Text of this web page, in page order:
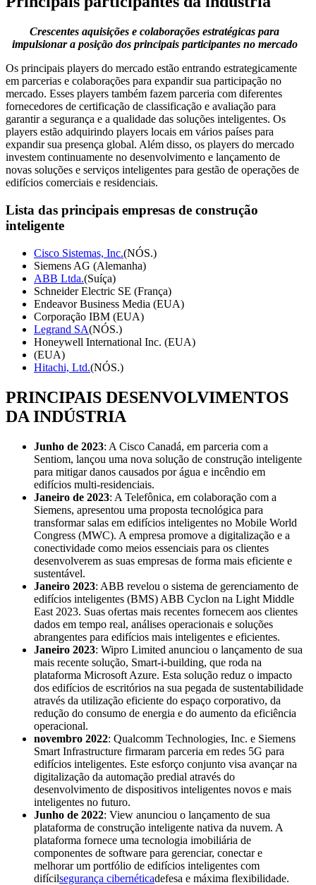
Crescentes aquisições e colaborações estratégicas para
impulsionar a posição dos principais participantes no mercado
Os principais players do mercado estão entrando estrategicamente
em parcerias e colaborações para expandir sua participação no
mercado. Esses players também fazem parceria com diferentes
fornecedores de certificação de classificação e avaliação para
garantir a segurança e a qualidade das soluções inteligentes. Os
players estão adquirindo players locais em vários países para
expandir sua presença global. Além disso, os players do mercado
investem continuamente no desenvolvimento e lançamento de
novas soluções e serviços inteligentes para gestão de operações de
edifícios comerciais e residenciais.
Lista das principais empresas de construção
inteligente
Cisco Sistemas, Inc.(NÓS.)
Siemens AG (Alemanha)
ABB Ltda.(Suíça)
Schneider Electric SE (França)
Endeavor Business Media (EUA)
Corporação IBM (EUA)
Legrand SA(NÓS.)
Honeywell International Inc. (EUA)
(EUA)
Hitachi, Ltd.(NÓS.)
PRINCIPAIS DESENVOLVIMENTOS
DA INDÚSTRIA
Junho de 2023: A Cisco Canadá, em parceria com a
Sentiom, lançou uma nova solução de construção inteligente
para mitigar danos causados ​​por água e incêndio em
edifícios multi-residenciais.
Janeiro de 2023: A Telefônica, em colaboração com a
Siemens, apresentou uma proposta tecnológica para
transformar salas em edifícios inteligentes no Mobile World
Congress (MWC). A empresa promove a digitalização e a
conectividade como meios essenciais para os clientes
desenvolverem as suas empresas de forma mais eficiente e
sustentável.
Janeiro 2023: ABB revelou o sistema de gerenciamento de
edifícios inteligentes (BMS) ABB Cyclon na Light Middle
East 2023. Suas ofertas mais recentes fornecem aos clientes
dados em tempo real, análises operacionais e soluções
abrangentes para edifícios mais inteligentes e eficientes.
Janeiro 2023: Wipro Limited anunciou o lançamento de sua
mais recente solução, Smart-i-building, que roda na
plataforma Microsoft Azure. Esta solução reduz o impacto
dos edifícios de escritórios na sua pegada de sustentabilidade
através da utilização eficiente do espaço corporativo, da
redução do consumo de energia e do aumento da eficiência
operacional.
novembro 2022: Qualcomm Technologies, Inc. e Siemens
Smart Infrastructure firmaram parceria em redes 5G para
edifícios inteligentes. Este esforço conjunto visa avançar na
digitalização da automação predial através do
desenvolvimento de dispositivos inteligentes novos e mais
inteligentes no futuro.
Junho de 2022: View anunciou o lançamento de sua
plataforma de construção inteligente nativa da nuvem. A
plataforma fornece uma tecnologia imobiliária de
componentes de software para gerenciar, conectar e
melhorar um portfólio de edifícios inteligentes com
difícilsegurança cibernéticadefesa e máxima flexibilidade.